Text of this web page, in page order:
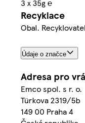
3 x 35g ℮
Recyklace
Obal.
Údaje o značce
Adresa pro
Emco spol. s r. o.
Türkova 2319/5b
149 00 Praha 4